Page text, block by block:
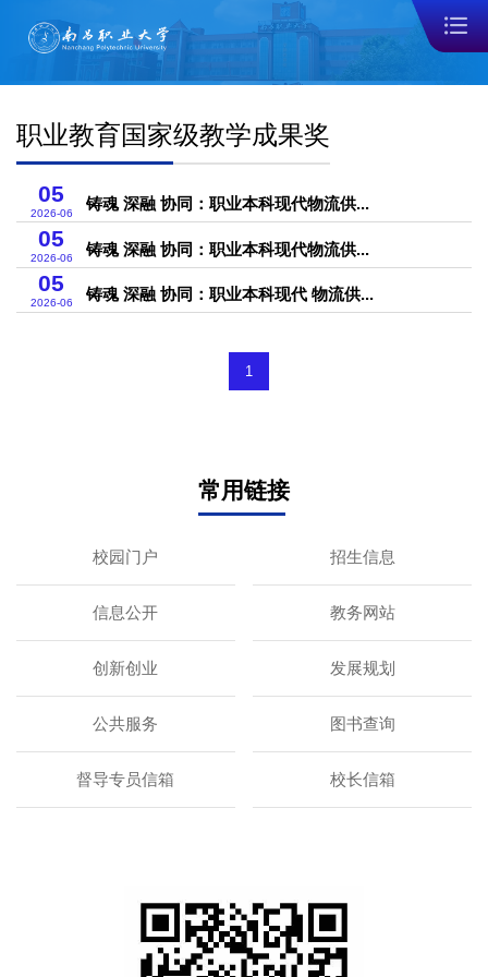
职业教育国家级教学成果奖
05
2026-06 铸魂 深融 协同：职业本科现代物流供...
05
2026-06 铸魂 深融 协同：职业本科现代物流供...
05
2026-06 铸魂 深融 协同：职业本科现代 物流供...
1
常用链接
校园门户 招生信息
信息公开 教务网站
创新创业 发展规划
公共服务 图书查询
督导专员信箱 校长信箱